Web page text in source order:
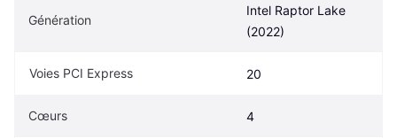
Génération
Intel Raptor Lake
(2022)
Voies PCI Express 20
Cœurs 4